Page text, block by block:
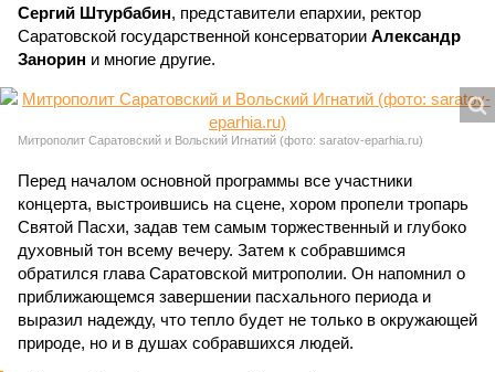
Сергий Штурбабин, представители епархии, ректор
Саратовской государственной консерватории Александр
Занорин и многие другие.
Митрополит Саратовский и Вольский Игнатий (фото: saratov-eparhia.ru)
Перед началом основной программы все участники
концерта, выстроившись на сцене, хором пропели тропарь
Святой Пасхи, задав тем самым торжественный и глубоко
духовный тон всему вечеру. Затем к собравшимся
обратился глава Саратовской митрополии. Он напомнил о
приближающемся завершении пасхального периода и
выразил надежду, что тепло будет не только в окружающей
природе, но и в душах собравшихся людей.